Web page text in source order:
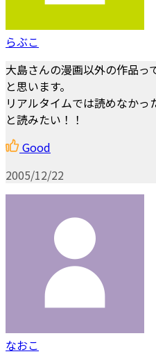
らぶこ
大島さんの漫画以外の作品っ
と思います。
リアルタイムでは読めなかっ
と読みたい！！
Good
2005/12/22
なおこ